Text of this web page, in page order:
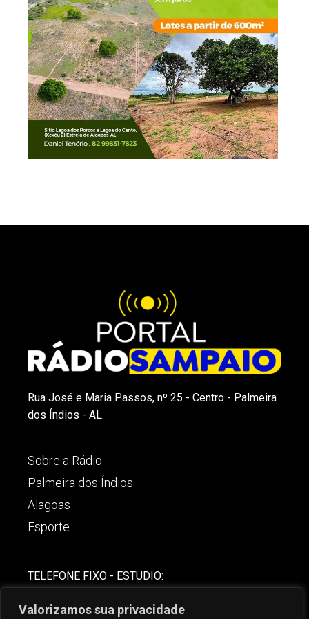
Valorizamos sua privacidade
Rua José e Maria Passos, nº 25 - Centro - Palmeira
dos Índios - AL.
Sobre a Rádio
Palmeira dos Índios
Alagoas
Esporte
TELEFONE FIXO - ESTUDIO: